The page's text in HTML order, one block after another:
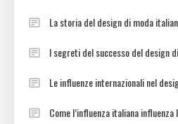
La storia del design di moda
I segreti del successo del design
Le influenze internazionali nel
Come l’influenza italiana